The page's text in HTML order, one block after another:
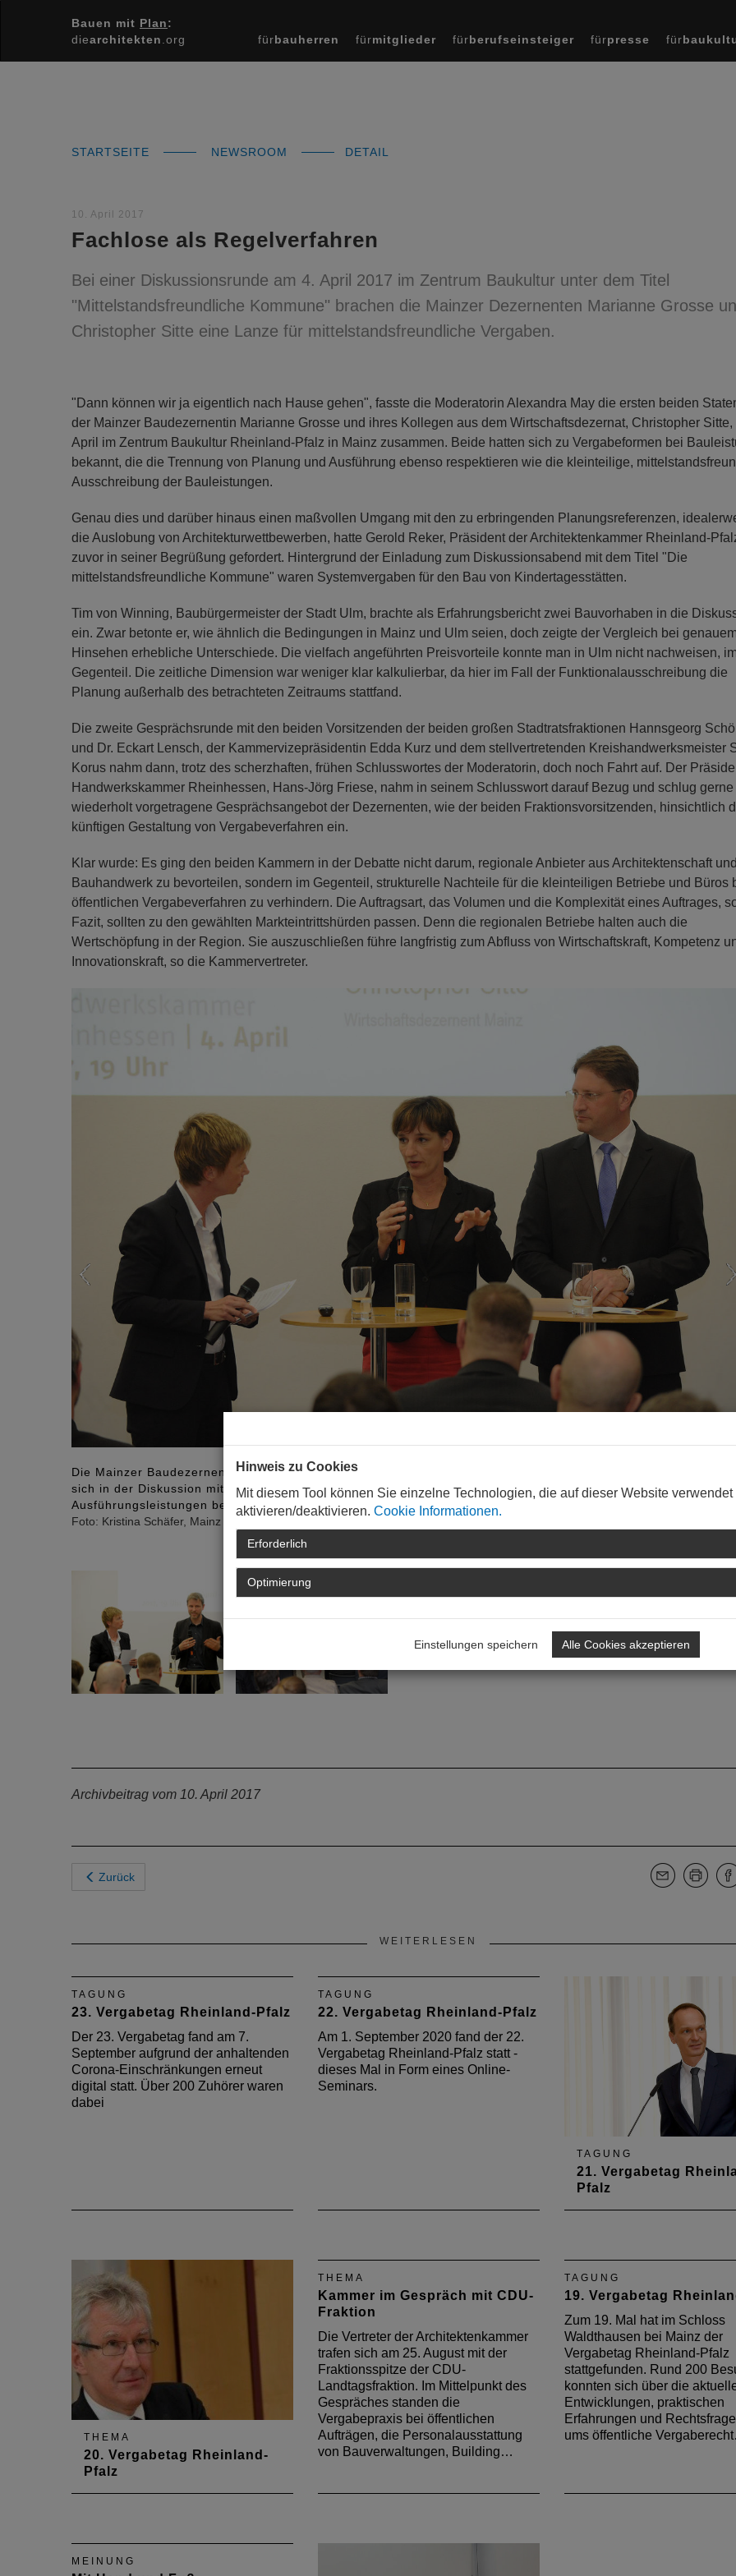
Bauen mit Plan:
diearchitekten .org fürbauherren fürmitglieder fürberufseinsteiger fürpresse für
STARTSEITE NEWSROOM DETAIL
10. April 2017
Fachlose als Regelverfahren
Bei einer Diskussionsrunde am 4. April 2017 im Zentrum Baukultur unter dem Titel
"Mittelstandsfreundliche Kommune" brachen die Mainzer Dezernenten Marianne Grosse
Christopher Sitte eine Lanze für mittelstandsfreundliche Vergaben.
"Dann können wir ja eigentlich nach Hause gehen", fasste die Moderatorin Alexandra May die ersten beiden
der Mainzer Baudezernentin Marianne Grosse und ihres Kollegen aus dem Wirtschaftsdezernat, Christopher Sitte,
April im Zentrum Baukultur Rheinland-Pfalz in Mainz zusammen. Beide hatten sich zu Vergabeformen bei
bekannt, die die Trennung von Planung und Ausführung ebenso respektieren wie die kleinteilige,
Ausschreibung der Bauleistungen.
Genau dies und darüber hinaus einen maßvollen Umgang mit den zu erbringenden Planungsreferenzen,
die Auslobung von Architekturwettbewerben, hatte Gerold Reker, Präsident der Architektenkammer Rheinland-
zuvor in seiner Begrüßung gefordert. Hintergrund der Einladung zum Diskussionsabend mit dem Titel "Die
mittelstandsfreundliche Kommune" waren Systemvergaben für den Bau von Kindertagesstätten.
Tim von Winning, Baubürgermeister der Stadt Ulm, brachte als Erfahrungsbericht zwei Bauvorhaben in die
ein. Zwar betonte er, wie ähnlich die Bedingungen in Mainz und Ulm seien, doch zeigte der Vergleich bei
Hinsehen erhebliche Unterschiede. Die vielfach angeführten Preisvorteile konnte man in Ulm nicht nachweisen,
Gegenteil. Die zeitliche Dimension war weniger klar kalkulierbar, da hier im Fall der Funktionalausschreibung die
Planung außerhalb des betrachteten Zeitraums stattfand.
Die zweite Gesprächsrunde mit den beiden Vorsitzenden der beiden großen Stadtratsfraktionen Hannsgeorg
und Dr. Eckart Lensch, der Kammervizepräsidentin Edda Kurz und dem stellvertretenden Kreishandwerksmeister
Korus nahm dann, trotz des scherzhaften, frühen Schlusswortes der Moderatorin, doch noch Fahrt auf. Der
Handwerkskammer Rheinhessen, Hans-Jörg Friese, nahm in seinem Schlusswort darauf Bezug und schlug
wiederholt vorgetragene Gesprächsangebot der Dezernenten, wie der beiden Fraktionsvorsitzenden, hinsichtlich
künftigen Gestaltung von Vergabeverfahren ein.
Klar wurde: Es ging den beiden Kammern in der Debatte nicht darum, regionale Anbieter aus Architektenschaft
Bauhandwerk zu bevorteilen, sondern im Gegenteil, strukturelle Nachteile für die kleinteiligen Betriebe und Büros
öffentlichen Vergabeverfahren zu verhindern. Die Auftragsart, das Volumen und die Komplexität eines Auftrages,
Fazit, sollten zu den gewählten Markteintrittshürden passen. Denn die regionalen Betriebe halten auch die
Wertschöpfung in der Region. Sie auszuschließen führe langfristig zum Abfluss von Wirtschaftskraft, Kompetenz
Innovationskraft, so die Kammervertreter.
Die Mainzer Baudezernentin Marianne Grosse und der Mainzer Wirtschaftsdezernent Christopher Sitte:
sich in der Diskussion mit Moderatorin Alexandra May (links) zu einer Trennung von Planungs- und
Ausführungsleistungen bei Vergaben.
Foto: Kristina Schäfer, Mainz
Archivbeitrag vom 10. April 2017
Zurück
WEITERLESEN
TAGUNG
23. Vergabetag Rheinland-Pfalz
Der 23. Vergabetag fand am 7.
September aufgrund der anhaltenden
Corona-Einschränkungen erneut
digital statt. Über 200 Zuhörer waren
dabei
TAGUNG
22. Vergabetag Rheinland-Pfalz
Am 1. September 2020 fand der 22.
Vergabetag Rheinland-Pfalz statt -
dieses Mal in Form eines Online-
Seminars.
TAGUNG
21. Vergabetag
Pfalz
Ingenieurkammer
Pfalz fand am 9.
Schloss Waldthausen in
Budenheim statt.
THEMA
20. Vergabetag Rheinland-
Pfalz
THEMA
Kammer im Gespräch mit CDU-
Fraktion
Die Vertreter der Architektenkammer
trafen sich am 25. August mit der
Fraktionsspitze der CDU-
Landtagsfraktion. Im Mittelpunkt des
Gespräches standen die
Vergabepraxis bei öffentlichen
Aufträgen, die Personalausstattung
von Bauverwaltungen, Building…
TAGUNG
19. Vergabetag
Zum 19. Mal hat im Schloss
Waldthausen bei Mainz der
Vergabetag Rheinland-Pfalz
stattgefunden. Rund 200
konnten sich über die
Entwicklungen, praktischen
Erfahrungen und
ums öffentliche
MEINUNG
Hinweis zu Cookies
Mit diesem Tool können Sie einzelne Technologien, die auf dieser Website verwendet
aktivieren/deaktivieren. Cookie Informationen.
Erforderlich
Optimierung
Einstellungen speichern Alle Cookies akzeptieren